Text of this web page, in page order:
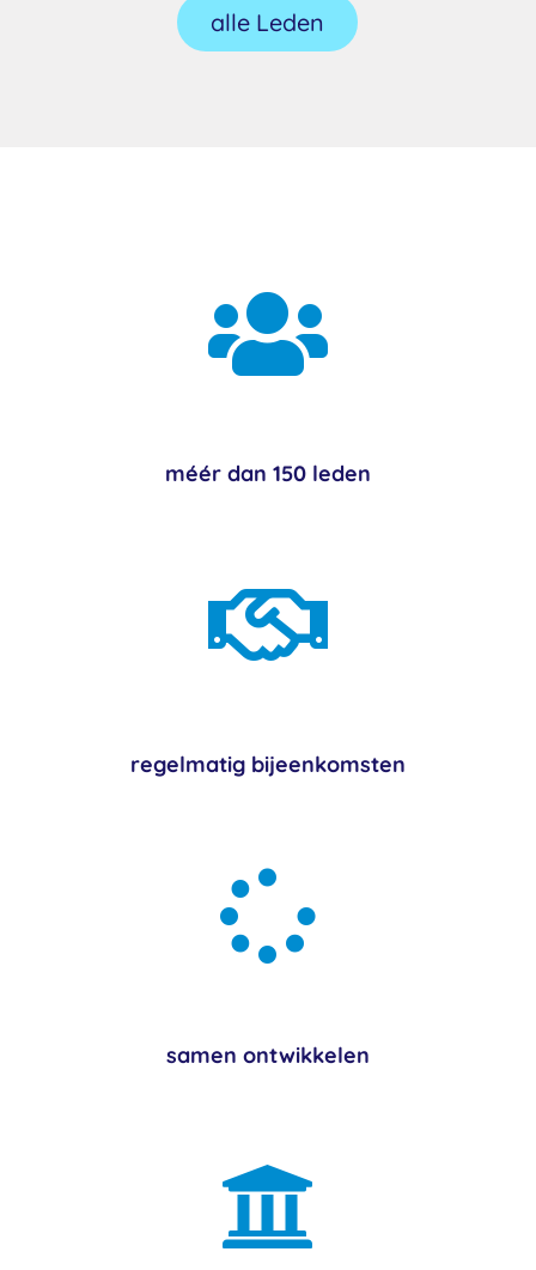
alle Leden

méér dan 150 leden

regelmatig bijeenkomsten

samen ontwikkelen
